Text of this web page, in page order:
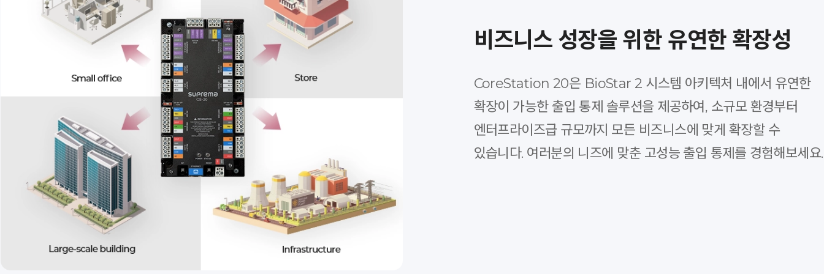
비즈니스 성장을 위한 유연한 확장성
CoreStation 20은 BioStar 2 시스템 아키텍처 내에서 유연한
확장이 가능한 출입 통제 솔루션을 제공하여, 소규모 환경부터
엔터프라이즈급 규모까지 모든 비즈니스에 맞게 확장할 수
있습니다. 여러분의 니즈에 맞춘 고성능 출입 통제를 경험해보세요.